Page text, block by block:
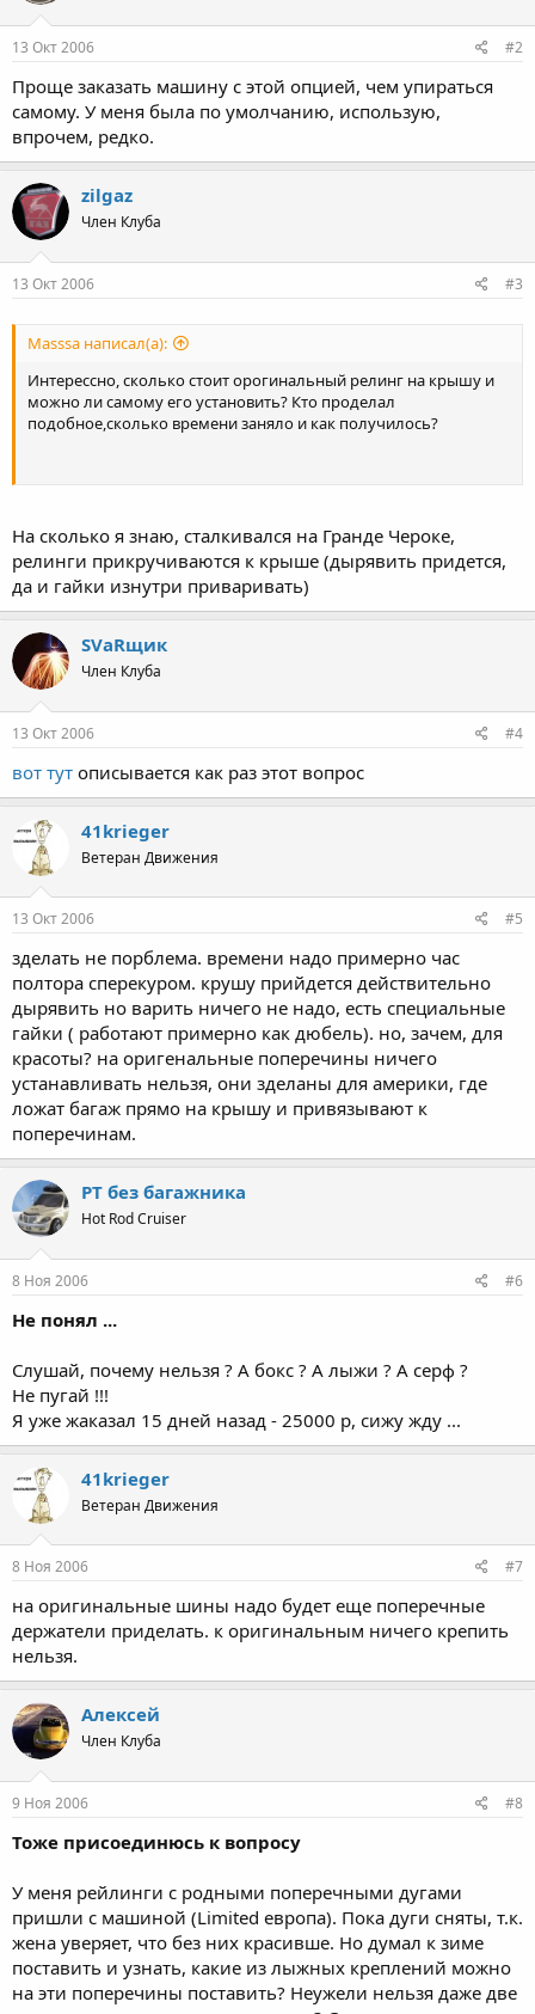
13 Окт 2006 #2
Проще заказать машину с этой опцией, чем упираться
самому. У меня была по умолчанию, использую,
впрочем, редко.
zilgaz
Член Клуба
13 Окт 2006 #3
Masssa написал(а):
Интерессно, сколько стоит орогинальный релинг на крышу и
можно ли самому его установить? Кто проделал
подобное,сколько времени заняло и как получилось?
На сколько я знаю, сталкивался на Гранде Чероке,
релинги прикручиваются к крыше (дырявить придется,
да и гайки изнутри приваривать)
SVаRщик
Член Клуба
13 Окт 2006 #4
вот тут описывается как раз этот вопрос
41krieger
Ветеран Движения
13 Окт 2006 #5
зделать не порблема. времени надо примерно час
полтора сперекуром. крушу прийдется действительно
дырявить но варить ничего не надо, есть специальные
гайки ( работают примерно как дюбель). но, зачем, для
красоты? на оригенальные поперечины ничего
устанавливать нельзя, они зделаны для америки, где
ложат багаж прямо на крышу и привязывают к
поперечинам.
PT без багажника
Hot Rod Cruiser
8 Ноя 2006 #6
Не понял ...
Слушай, почему нельзя ? А бокс ? А лыжи ? А серф ?
Не пугай !!!
Я уже жаказал 15 дней назад - 25000 р, сижу жду ...
41krieger
Ветеран Движения
8 Ноя 2006 #7
на оригинальные шины надо будет еще поперечные
держатели приделать. к оригинальным ничего крепить
нельзя.
Алексей
Член Клуба
9 Ноя 2006 #8
Тоже присоединюсь к вопросу
У меня рейлинги с родными поперечными дугами
пришли с машиной (Limited европа). Пока дуги сняты, т.к.
жена уверяет, что без них красивше. Но думал к зиме
поставить и узнать, какие из лыжных креплений можно
на эти поперечины поставить? Неужели нельзя даже две